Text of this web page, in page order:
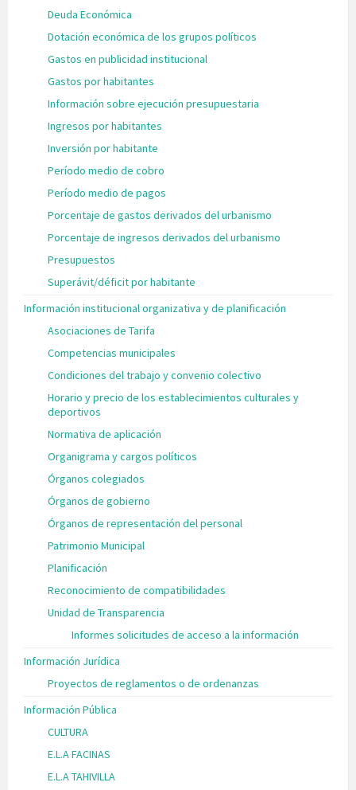
Deuda Económica
Dotación económica de los grupos políticos
Gastos en publicidad institucional
Gastos por habitantes
Información sobre ejecución presupuestaria
Ingresos por habitantes
Inversión por habitante
Período medio de cobro
Período medio de pagos
Porcentaje de gastos derivados del urbanismo
Porcentaje de ingresos derivados del urbanismo
Presupuestos
Superávit/déficit por habitante
Información institucional organizativa y de planificación
Asociaciones de Tarifa
Competencias municipales
Condiciones del trabajo y convenio colectivo
Horario y precio de los establecimientos culturales y
deportivos
Normativa de aplicación
Organigrama y cargos políticos
Órganos colegiados
Órganos de gobierno
Órganos de representación del personal
Patrimonio Municipal
Planificación
Reconocimiento de compatibilidades
Unidad de Transparencia
Informes solicitudes de acceso a la información
Información Jurídica
Proyectos de reglamentos o de ordenanzas
Información Pública
CULTURA
E.L.A FACINAS
E.L.A TAHIVILLA